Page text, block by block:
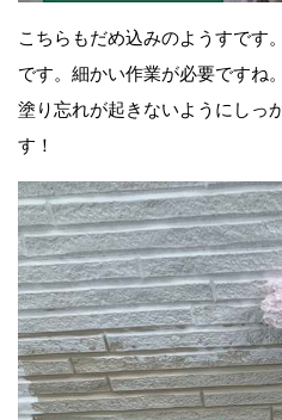
こちらもだめ込みのようすです
です。細かい作業が必要ですね。
塗り忘れが起きないようにしっ
す！